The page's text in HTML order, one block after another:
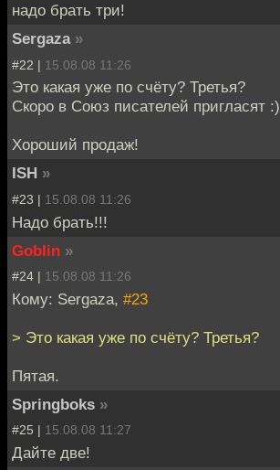
надо брать три!
Sergaza »
#22 | 15.08.08 11:26
Это какая уже по счёту? Третья?
Скоро в Союз писателей пригласят :)
Хороший продаж!
ISH »
#23 | 15.08.08 11:26
Надо брать!!!
Goblin »
#24 | 15.08.08 11:26
Кому: Sergaza, #23
> Это какая уже по счёту? Третья?
Пятая.
Springboks »
#25 | 15.08.08 11:27
Дайте две!